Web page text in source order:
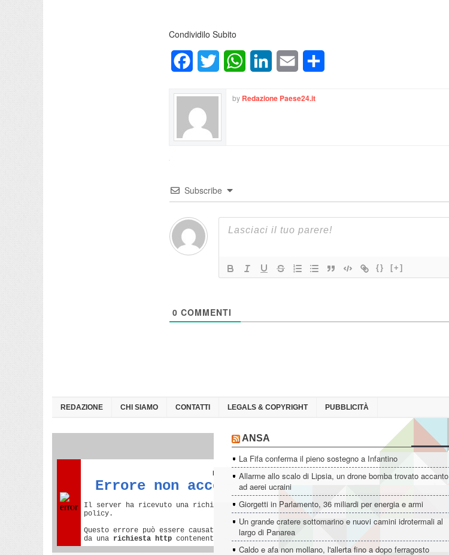
Condividilo Subito
FacebookTwitter WhatsAppLinkedInEmail
by Redazione Paese24.it
Subscribe
{} [+]
0 COMMENTI
REDAZIONE CHI SIAMO CONTATTI LEGALS & COPYRIGHT PUBBLICITÀ
ANSA
La Fifa conferma il pieno sostegno a Infantino
Allarme allo scalo di Lipsia, un drone bomba trovato accanto
ad aerei ucraini
Giorgetti in Parlamento, 36 miliardi per energia e armi
Un grande cratere sottomarino e nuovi camini idrotermali al
largo di Panarea
Caldo e afa non mollano, l'allerta fino a dopo ferragosto